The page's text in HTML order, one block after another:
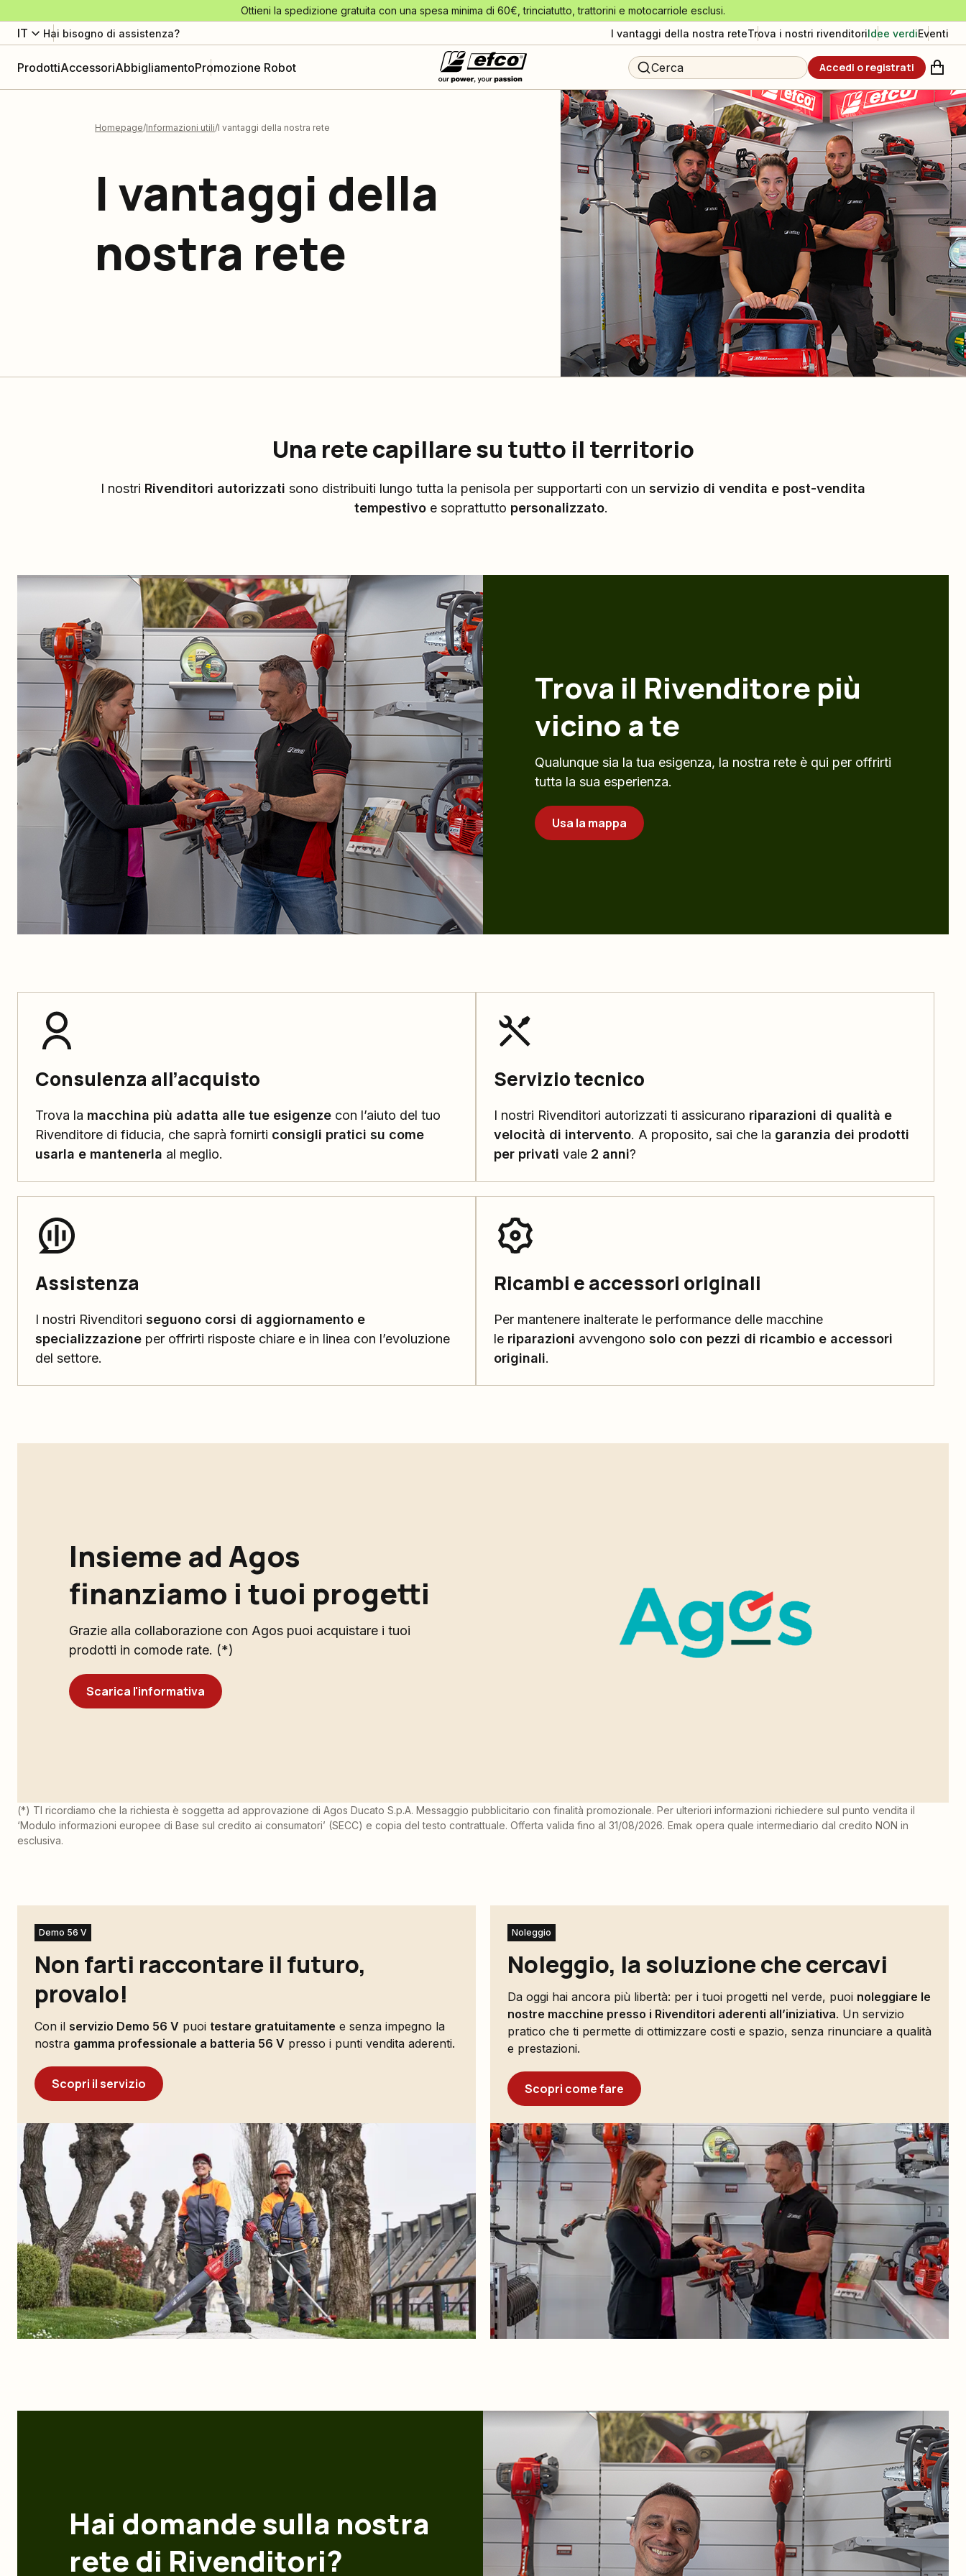
Ottieni la spedizione gratuita con una spesa minima di 60€, trinciatutto, trattorini e motocarriole esclusi.
IT Hai bisogno di assistenza? I vantaggi della nostra reteTrova i nostri rivenditoriIdee verdiEventi
ProdottiAccessoriAbbigliamentoPromozione Robot Cerca Accedi o registrati
Homepage Informazioni utili I vantaggi della nostra rete
I vantaggi della
nostra rete
Una rete capillare su tutto il territorio
I nostri Rivenditori autorizzati sono distribuiti lungo tutta la penisola per supportarti con un servizio di vendita e post-vendita
tempestivo e soprattutto personalizzato.
Trova il Rivenditore più
vicino a te
Qualunque sia la tua esigenza, la nostra rete è qui per offrirti
tutta la sua esperienza.
Usa la mappa
Consulenza all’acquisto
Trova la macchina più adatta alle tue esigenze con l’aiuto del tuo
Rivenditore di fiducia, che saprà fornirti consigli pratici su come
usarla e mantenerla al meglio.
Servizio tecnico
I nostri Rivenditori autorizzati ti assicurano riparazioni di qualità e
velocità di intervento. A proposito, sai che la garanzia dei prodotti
per privati vale 2 anni?
Assistenza
I nostri Rivenditori seguono corsi di aggiornamento e
specializzazione per offrirti risposte chiare e in linea con l’evoluzione
del settore.
Ricambi e accessori originali
Per mantenere inalterate le performance delle macchine
le riparazioni avvengono solo con pezzi di ricambio e accessori
originali.
Insieme ad Agos
finanziamo i tuoi progetti
Grazie alla collaborazione con Agos puoi acquistare i tuoi
prodotti in comode rate. (*)
Scarica l'informativa
(*) TI ricordiamo che la richiesta è soggetta ad approvazione di Agos Ducato S.p.A. Messaggio pubblicitario con finalità promozionale. Per ulteriori informazioni richiedere sul punto vendita il
‘Modulo informazioni europee di Base sul credito ai consumatori’ (SECC) e copia del testo contrattuale. Offerta valida fino al 31/08/2026. Emak opera quale intermediario dal credito NON in
esclusiva.
Demo 56 V
Non farti raccontare il futuro,
provalo!
Con il servizio Demo 56 V puoi testare gratuitamente e senza impegno la
nostra gamma professionale a batteria 56 V presso i punti vendita aderenti.
Scopri il servizio
Noleggio
Noleggio, la soluzione che cercavi
Da oggi hai ancora più libertà: per i tuoi progetti nel verde, puoi noleggiare le
nostre macchine presso i Rivenditori aderenti all’iniziativa. Un servizio
pratico che ti permette di ottimizzare costi e spazio, senza rinunciare a qualità
e prestazioni.
Scopri come fare
Hai domande sulla nostra
rete di Rivenditori?